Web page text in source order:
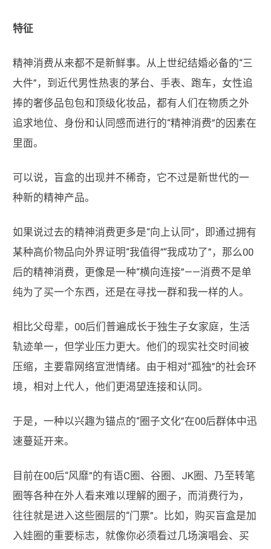
特征
精神消费从来都不是新鲜事。从上世纪结婚必备的“三
大件”，到近代男性热衷的茅台、手表、跑车，女性追
捧的奢侈品包包和顶级化妆品，都有人们在物质之外
追求地位、身份和认同感而进行的“精神消费”的因素在
里面。
可以说，盲盒的出现并不稀奇，它不过是新世代的一
种新的精神产品。
如果说过去的精神消费更多是“向上认同”，即通过拥有
某种高价物品向外界证明“我值得”“我成功了”，那么00
后的精神消费，更像是一种“横向连接”——消费不是单
纯为了买一个东西，还是在寻找一群和我一样的人。
相比父母辈，00后们普遍成长于独生子女家庭，生活
轨迹单一，但学业压力更大。他们的现实社交时间被
压缩，主要靠网络宣泄情绪。由于相对“孤独”的社会环
境，相对上代人，他们更渴望连接和认同。
于是，一种以兴趣为锚点的“圈子文化”在00后群体中迅
速蔓延开来。
目前在00后“风靡”的有语C圈、谷圈、JK圈、乃至转笔
圈等各种在外人看来难以理解的圈子，而消费行为，
往往就是进入这些圈层的“门票”。比如，购买盲盒是加
入娃圈的重要标志，就像你必须看过几场演唱会、买